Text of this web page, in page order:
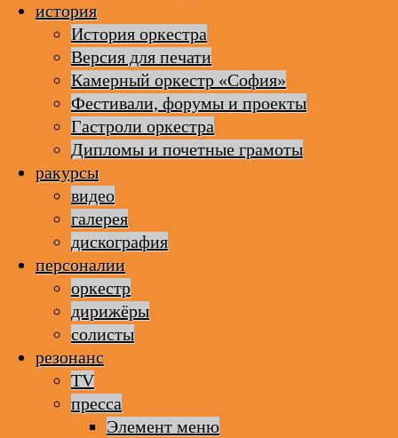
история
История оркестра
Версия для печати
Камерный оркестр «София»
Фестивали, форумы и проекты
Гастроли оркестра
Дипломы и почетные грамоты
ракурсы
видео
галерея
дискография
персоналии
оркестр
дирижёры
солисты
резонанс
TV
пресса
Элемент меню